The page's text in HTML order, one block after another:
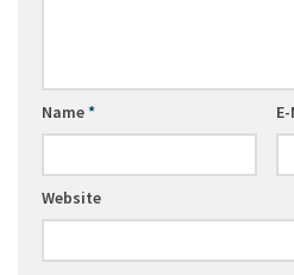
Name*
Website